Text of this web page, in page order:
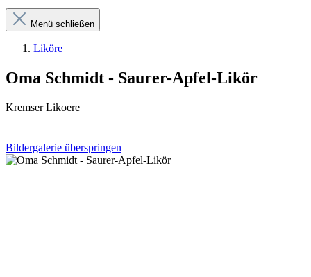
Menü schließen
Liköre
Oma Schmidt - Saurer-Apfel-Likör
Kremser Likoere
Bildergalerie überspringen